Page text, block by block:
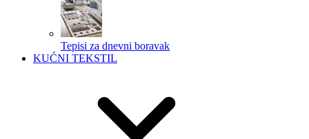
Tepisi za dnevni boravak
KUĆNI TEKSTIL